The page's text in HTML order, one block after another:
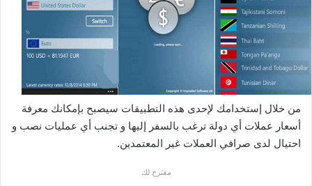
من خلال إستخدامك لإحدى هذه التطبيقات سيصبح بإمكانك معرفة
أسعار عملات أي دولة ترغب بالسفر إليها و تجنب أي عمليات نصب و
احتيال لدى صرافي العملات غير المعتمدين.
مقترح لك